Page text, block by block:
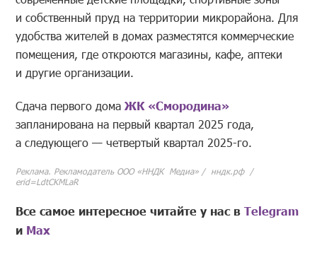
и собственный пруд на территории микрорайона. Для
удобства жителей в домах разместятся коммерческие
помещения, где откроются магазины, кафе, аптеки
и другие организации.
Сдача первого домаЖК «Смородина»
запланирована на первый квартал 2025 года,
а следующего — четвертый квартал 2025-го.
Реклама. Рекламодатель ООО«ННДК Медиа» / нндк.рф /
erid=LdtCKMLaR
Все самое интересное читайте у нас вTelegram
и Mах